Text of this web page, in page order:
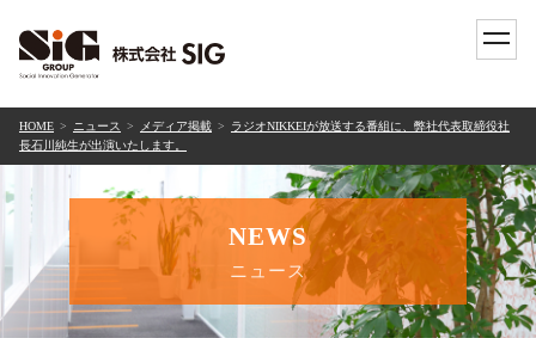
toggle
HOME ニュース メディア掲載
ラジオNIKKEIが放送する番組に、弊社代表取締役社
長石川純生が出演いたします。
NEWS
ニュース